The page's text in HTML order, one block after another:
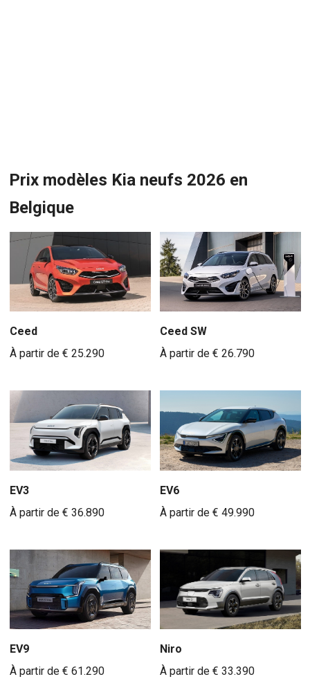
Prix modèles Kia neufs 2026 en
Belgique
Ceed
À partir de € 25.290
Ceed SW
À partir de € 26.790
EV3
À partir de € 36.890
EV6
À partir de € 49.990
EV9
À partir de € 61.290
Niro
À partir de € 33.390